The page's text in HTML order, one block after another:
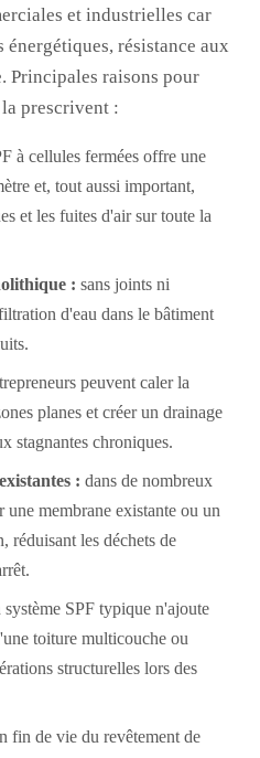
et industrielles car
résistance aux
Principales raisons pour
prescrivent :
à cellules fermées offre une
et, tout aussi important,
et les fuites d'air sur toute la
: sans joints ni
d'eau dans le bâtiment
peuvent caler la
planes et créer un drainage
stagnantes chroniques.
: dans de nombreux
une membrane existante ou un
réduisant les déchets de
système SPF typique n'ajoute
toiture multicouche ou
structurelles lors des
fin de vie du revêtement de